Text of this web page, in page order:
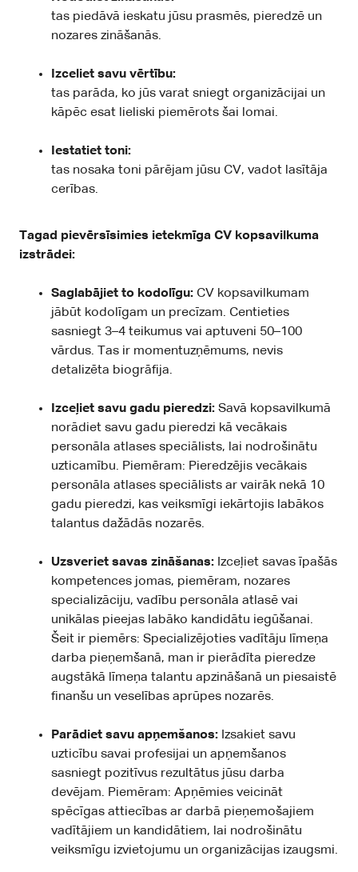
tas piedāvā ieskatu jūsu prasmēs, pieredzē un
nozares zināšanās.
Izceliet savu vērtību:
tas parāda, ko jūs varat sniegt organizācijai un
kāpēc esat lieliski piemērots šai lomai.
Iestatiet toni:
tas nosaka toni pārējam jūsu CV, vadot lasītāja
cerības.
Tagad pievērsīsimies ietekmīga CV kopsavilkuma
izstrādei:
Saglabājiet to kodolīgu: CV kopsavilkumam
jābūt kodolīgam un precīzam. Centieties
sasniegt 3–4 teikumus vai aptuveni 50–100
vārdus. Tas ir momentuzņēmums, nevis
detalizēta biogrāfija.
Izceļiet savu gadu pieredzi: Savā kopsavilkumā
norādiet savu gadu pieredzi kā vecākais
personāla atlases speciālists, lai nodrošinātu
uzticamību. Piemēram: Pieredzējis vecākais
personāla atlases speciālists ar vairāk nekā 10
gadu pieredzi, kas veiksmīgi iekārtojis labākos
talantus dažādās nozarēs.
Uzsveriet savas zināšanas: Izceļiet savas īpašās
kompetences jomas, piemēram, nozares
specializāciju, vadību personāla atlasē vai
unikālas pieejas labāko kandidātu iegūšanai.
Šeit ir piemērs: Specializējoties vadītāju līmeņa
darba pieņemšanā, man ir pierādīta pieredze
augstākā līmeņa talantu apzināšanā un piesaistē
finanšu un veselības aprūpes nozarēs.
Parādiet savu apņemšanos: Izsakiet savu
uzticību savai profesijai un apņemšanos
sasniegt pozitīvus rezultātus jūsu darba
devējam. Piemēram: Apņēmies veicināt
spēcīgas attiecības ar darbā pieņemošajiem
vadītājiem un kandidātiem, lai nodrošinātu
veiksmīgu izvietojumu un organizācijas izaugsmi.